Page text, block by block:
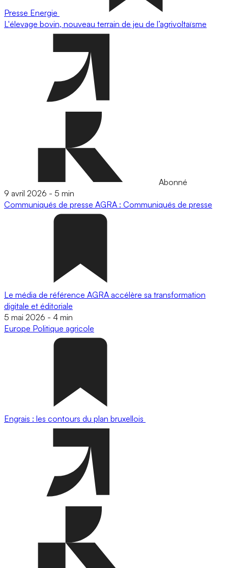
Presse Energie
L'élevage bovin, nouveau terrain de jeu de l’agrivoltaïsme
Abonné
9 avril 2026 - 5 min
Communiqués de presse AGRA : Communiqués de presse
Le média de référence AGRA accélère sa transformation
digitale et éditoriale
5 mai 2026 - 4 min
Europe Politique agricole
Engrais : les contours du plan bruxellois